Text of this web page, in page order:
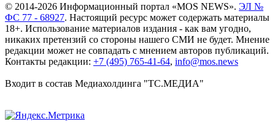
© 2014-2026 Информационный портал «MOS NEWS». ЭЛ №
ФС 77 - 68927. Настоящий ресурс может содержать материалы
18+. Использование материалов издания - как вам угодно,
никаких претензий со стороны нашего СМИ не будет. Мнение
редакции может не совпадать с мнением авторов публикаций.
Контакты редакции: +7 (495) 765-41-64, info@mos.news
Входит в состав Медиахолдинга "ТС.МЕДИА"